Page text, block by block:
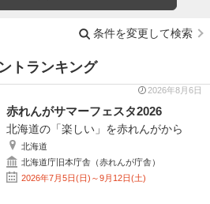
条件を変更して検索
トランキング
2026年8月6日
赤れんがサマーフェスタ2026
北海道の「楽しい」を赤れんがから
北海道
北海道庁旧本庁舎（赤れんが庁舎）
2026年7月5日(日)～9月12日(土)